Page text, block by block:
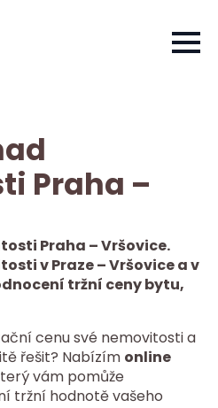
Praha –
Praha – Vršovice.
v Praze – Vršovice a v
tržní ceny bytu,
cenu své nemovitosti a
řešit? Nabízím online
vám pomůže
tržní hodnotě vašeho